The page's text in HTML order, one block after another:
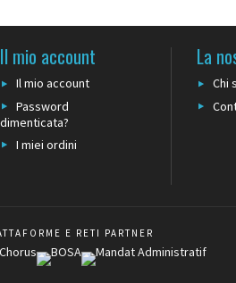
Il mio account
Il mio account
Password
dimenticata?
I miei ordini
La
Chi
E RETI PARTNER